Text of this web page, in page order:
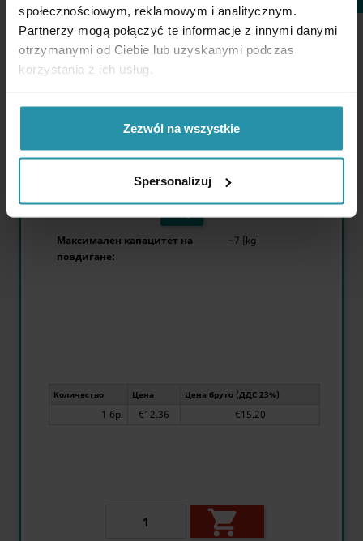
społecznościowym, reklamowym i analitycznym.
Partnerzy mogą połączyć te informacje z innymi danymi
otrzymanymi od Ciebie lub uzyskanymi podczas
korzystania z ich usług.
Zezwól na wszystkie
Spersonalizuj
Позициониращи щифтове MXE13 (за MSA
ъгли) Stronhandtools
Максимален капацитет на
повдигане:
~7 [kg]
Количество Цена Цена бруто (ДДС 23%)
1 бр. €12.36 €15.20
